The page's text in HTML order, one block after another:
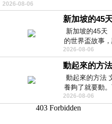
2026-08-06
新加坡的45
新加坡的45
的世界盃故事
2026-08-06
動起來的方法
動起來的方
養夠了就要動
2026-08-06